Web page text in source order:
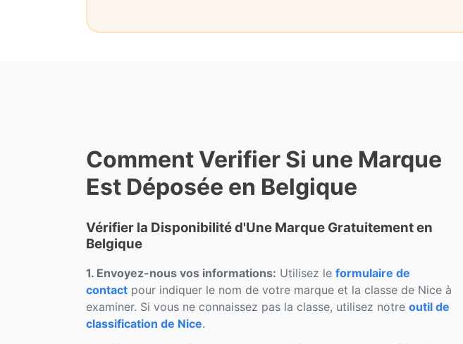
Comment Verifier Si une Marque
Est Déposée en Belgique
Vérifier la Disponibilité d'Une Marque Gratuitement en
Belgique
1. Envoyez-nous vos informations: Utilisez le formulaire de
contact pour indiquer le nom de votre marque et la classe de Nice à
examiner. Si vous ne connaissez pas la classe, utilisez notre outil de
classification de Nice.